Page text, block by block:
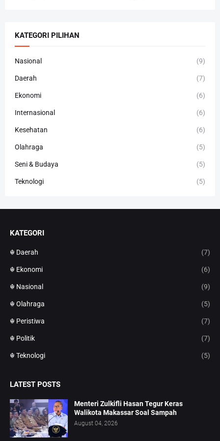
KATEGORI PILIHAN
Nasional (9)
Daerah (7)
Ekonomi (6)
Internasional (6)
Kesehatan (6)
Olahraga (5)
Seni & Budaya (5)
Teknologi (5)
KATEGORI
☬ Daerah (7)
☬ Ekonomi (6)
☬ Nasional (9)
☬ Olahraga (5)
☬ Peristiwa (7)
☬ Politik (7)
☬ Teknologi (5)
LATEST POSTS
Menteri Zulkifli Hasan Tegur Keras
Walikota Makassar Soal Sampah
August 04, 2026